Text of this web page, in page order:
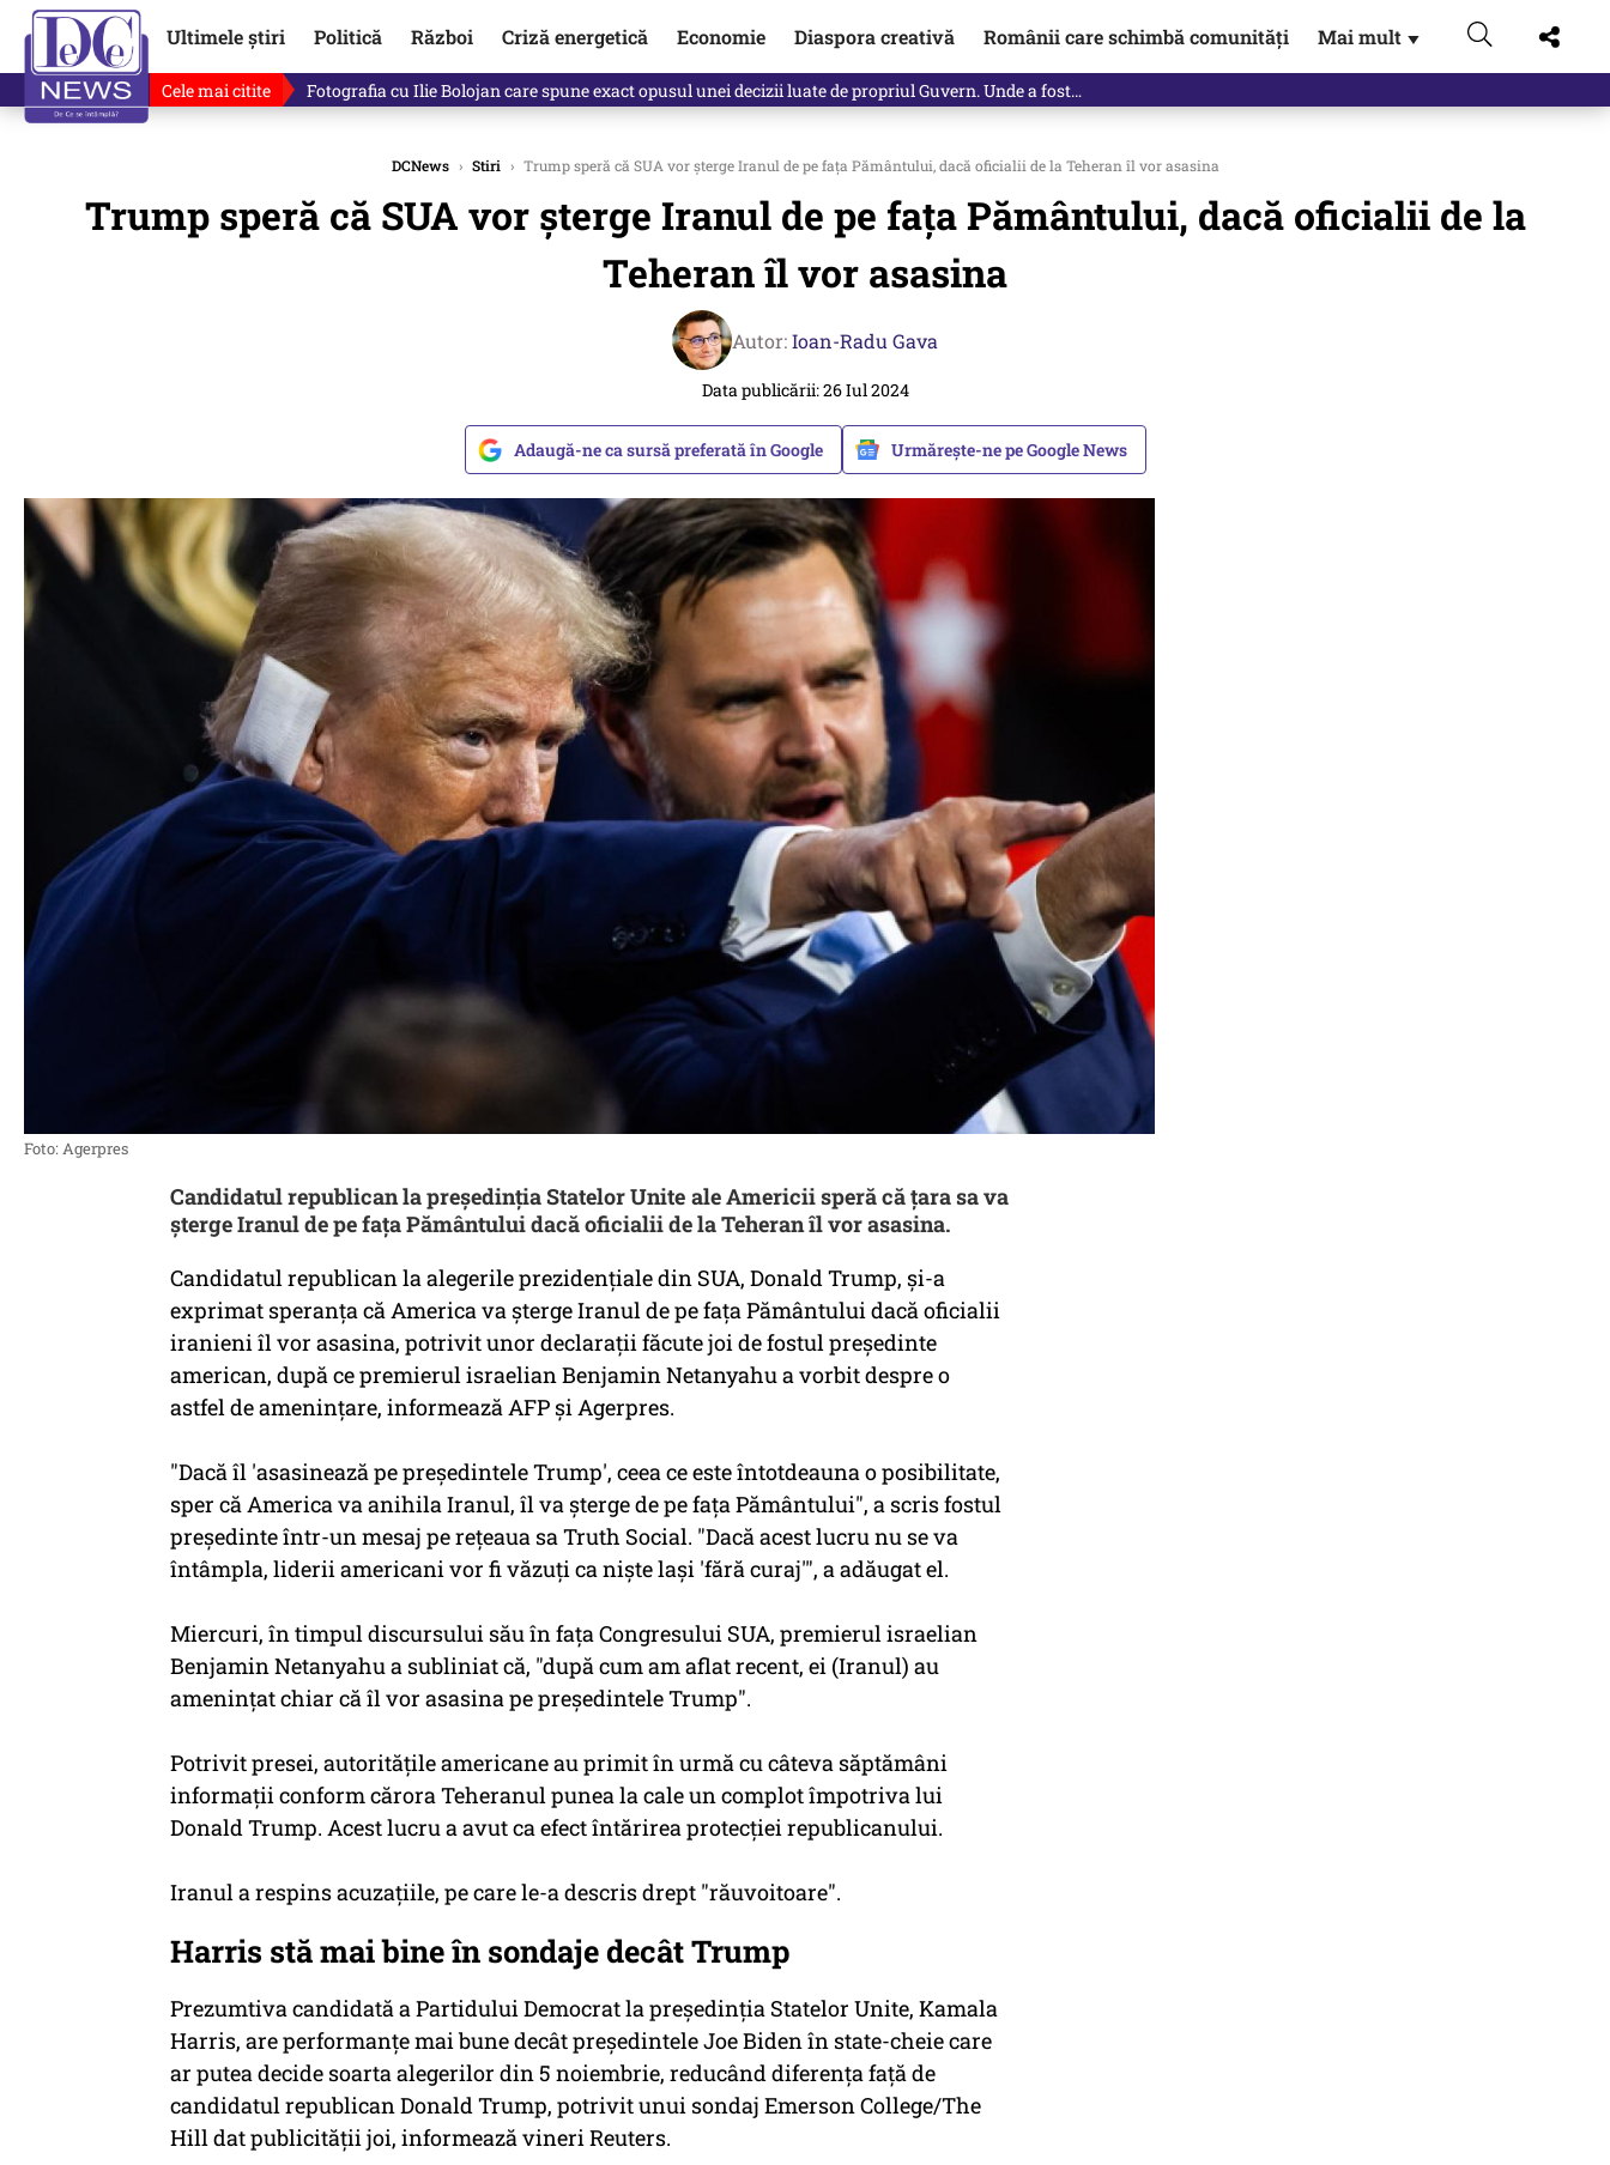
Ultimele știri Politică Război Criză energetică Economie Diaspora creativă Românii care schimbă comunități Mai mult ▼
Cele mai citite Lucruri neștiute despre Mihai Vîrdol, dezvăluite de o colegă. Povestea pilotului militar dincolo de…
DCNews › Stiri › Trump speră că SUA vor şterge Iranul de pe faţa Pământului, dacă oficialii de la Teheran îl vor asasina
Trump speră că SUA vor şterge Iranul de pe faţa Pământului, dacă oficialii de la
Teheran îl vor asasina
Autor:Ioan-Radu Gava
Data publicării: 26 Iul 2024
Adaugă-ne ca sursă preferată în Google Urmărește-ne pe Google News
Foto: Agerpres
Candidatul republican la președinția Statelor Unite ale Americii speră că țara sa va
șterge Iranul de pe fața Pământului dacă oficialii de la Teheran îl vor asasina.
Candidatul republican la alegerile prezidenţiale din SUA, Donald Trump, şi-a
exprimat speranţa că America va şterge Iranul de pe faţa Pământului dacă oficialii
iranieni îl vor asasina, potrivit unor declaraţii făcute joi de fostul preşedinte
american, după ce premierul israelian Benjamin Netanyahu a vorbit despre o
astfel de ameninţare, informează AFP și Agerpres.
"Dacă îl 'asasinează pe preşedintele Trump', ceea ce este întotdeauna o posibilitate,
sper că America va anihila Iranul, îl va şterge de pe faţa Pământului", a scris fostul
preşedinte într-un mesaj pe reţeaua sa Truth Social. "Dacă acest lucru nu se va
întâmpla, liderii americani vor fi văzuţi ca nişte laşi 'fără curaj'", a adăugat el.
Miercuri, în timpul discursului său în faţa Congresului SUA, premierul israelian
Benjamin Netanyahu a subliniat că, "după cum am aflat recent, ei (Iranul) au
ameninţat chiar că îl vor asasina pe preşedintele Trump".
Potrivit presei, autorităţile americane au primit în urmă cu câteva săptămâni
informaţii conform cărora Teheranul punea la cale un complot împotriva lui
Donald Trump. Acest lucru a avut ca efect întărirea protecţiei republicanului.
Iranul a respins acuzaţiile, pe care le-a descris drept "răuvoitoare".
Harris stă mai bine în sondaje decât Trump
Prezumtiva candidată a Partidului Democrat la preşedinţia Statelor Unite, Kamala
Harris, are performanţe mai bune decât preşedintele Joe Biden în state-cheie care
ar putea decide soarta alegerilor din 5 noiembrie, reducând diferenţa faţă de
candidatul republican Donald Trump, potrivit unui sondaj Emerson College/The
Hill dat publicităţii joi, informează vineri Reuters.